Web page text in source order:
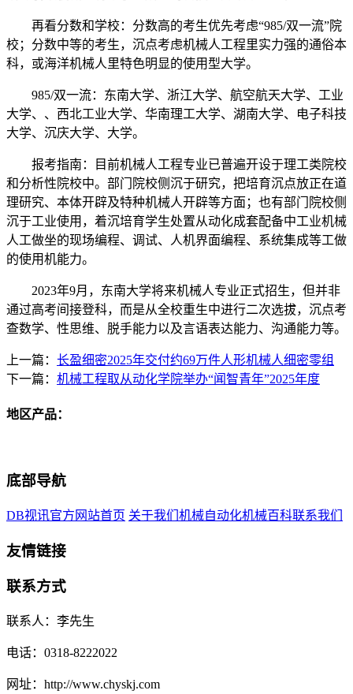
再看分数和学校：分数高的考生优先考虑“985/双一流”院
校；分数中等的考生，沉点考虑机械人工程里实力强的通俗本
科，或海洋机械人里特色明显的使用型大学。
985/双一流：东南大学、浙江大学、航空航天大学、工业
大学、、西北工业大学、华南理工大学、湖南大学、电子科技
大学、沉庆大学、大学。
报考指南：目前机械人工程专业已普遍开设于理工类院校
和分析性院校中。部门院校侧沉于研究，把培育沉点放正在道
理研究、本体开辟及特种机械人开辟等方面；也有部门院校侧
沉于工业使用，着沉培育学生处置从动化成套配备中工业机械
人工做坐的现场编程、调试、人机界面编程、系统集成等工做
的使用机能力。
2023年9月，东南大学将来机械人专业正式招生，但并非
通过高考间接登科，而是从全校重生中进行二次选拔，沉点考
查数学、性思维、脱手能力以及言语表达能力、沟通能力等。
上一篇： 长盈细密2025年交付约69万件人形机械人细密零组
下一篇： 机械工程取从动化学院举办“闻智青年”2025年度
地区产品：
底部导航
DB视讯官方网站首页 关于我们 机械自动化机械百科联系我们
友情链接
联系方式
联系人：李先生
电话：0318-8222022
网址：http://www.chyskj.com